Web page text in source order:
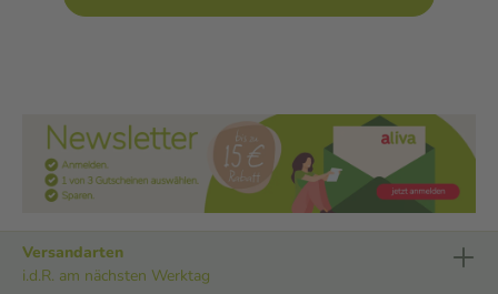
Versandarten
i.d.R. am nächsten Werktag